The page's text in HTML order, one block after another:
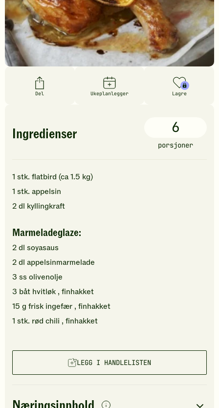
Del Ukeplanlegger Lagre
Ingredienser 6
porsjoner
1 stk. flatbird (ca 1.5 kg)
1 stk. appelsin
2dl kyllingkraft
Marmeladeglaze:
2dl soyasaus
2dl appelsinmarmelade
3 ss olivenolje
3 båt hvitløk , finhakket
15 g frisk ingefær , finhakket
1 stk. rød chili , finhakket
LEGG I HANDLELISTEN